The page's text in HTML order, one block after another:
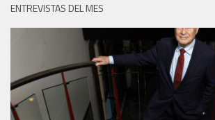
ENTREVISTAS DEL MES